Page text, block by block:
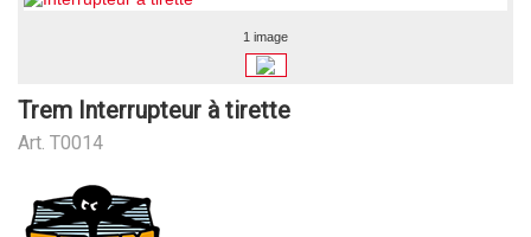
1 image
Trem Interrupteur à tirette
Art. T0014